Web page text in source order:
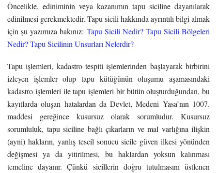
Öncelikle, ediniminin veya kazanımın tapu siciline dayanılarak
edinilmesi gerekmektedir. Tapu sicili hakkında ayrıntılı bilgi almak
için şu yazımıza bakınız: Tapu Sicili Nedir? Tapu Sicili Bölgeleri
Nedir? Tapu Sicilinin Unsurları Nelerdir?
Tapu işlemleri, kadastro tespiti işlemlerinden başlayarak birbirini
izleyen işlemler olup tapu kütüğünün oluşumu aşamasındaki
kadastro işlemleri ile tapu işlemleri bir bütün oluşturduğundan, bu
kayıtlarda oluşan hatalardan da Devlet, Medeni Yasa’nın 1007.
maddesi gereğince kusursuz olarak sorumludur. Kusursuz
sorumluluk, tapu siciline bağlı çıkarların ve mal varlığına ilişkin
(ayni) hakların, yanlış tescil sonucu sicile güven ilkesi yönünden
değişmesi ya da yitirilmesi, bu haklardan yoksun kalınması
temeline dayanır. Çünkü sicillerin doğru tutulmasını üstlenen